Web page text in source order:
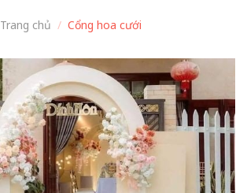
Trang chủ / Cổng hoa cưới